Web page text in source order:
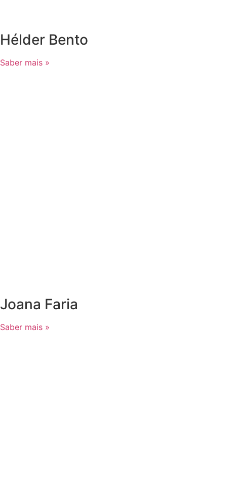
Hélder Bento
Saber mais »
Joana Faria
Saber mais »